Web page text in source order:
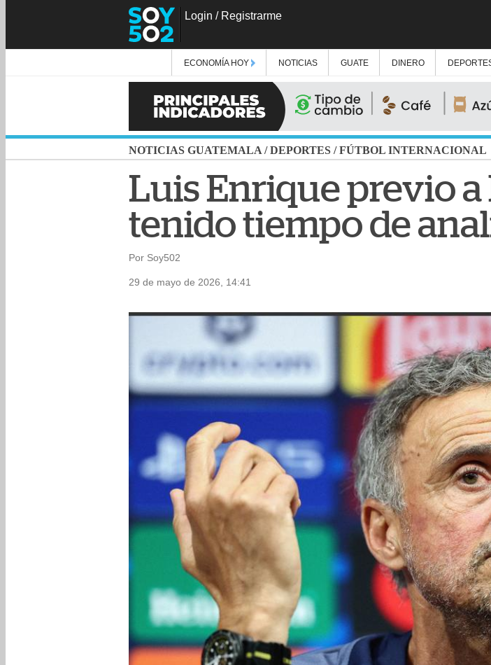
Login / Registrarme
ECONOMÍA HOY NOTICIAS GUATE DINERO
NOTICIAS GUATEMALA /DEPORTES /FÚTBOL INTERNACIONAL
Luis Enrique previo a
tenido tiempo de
Por Soy502
29 de mayo de 2026, 14:41